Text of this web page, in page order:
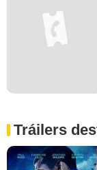
Tráilers